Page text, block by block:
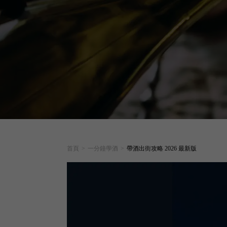
首頁 > 一分鐘學酒 > 帶酒出街攻略 2026 最新版